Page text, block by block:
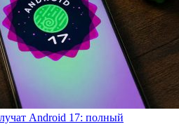
Android 17: полный